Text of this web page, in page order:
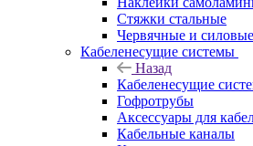
Стяжки стальные
Червячные и
Кабеленесущие системы
Назад
Кабеленесущие
Гофротрубы
Аксессуары для
Кабельные каналы